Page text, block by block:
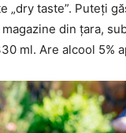
„dry taste”. Puteți
din țara,
ml. Are alcool 5%